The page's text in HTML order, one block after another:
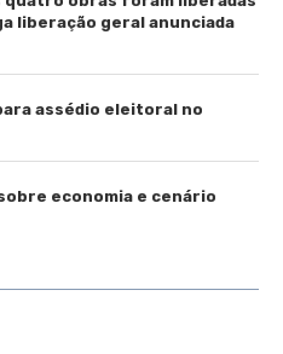
liberação geral anunciada
assédio eleitoral no
economia e cenário